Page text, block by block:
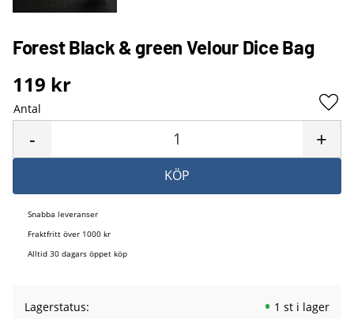
Forest Black & green Velour Dice Bag
119 kr
Antal
+
-
KÖP
Snabba leveranser
Fraktfritt över 1000 kr
Alltid 30 dagars öppet köp
Lagerstatus
1 st i lager